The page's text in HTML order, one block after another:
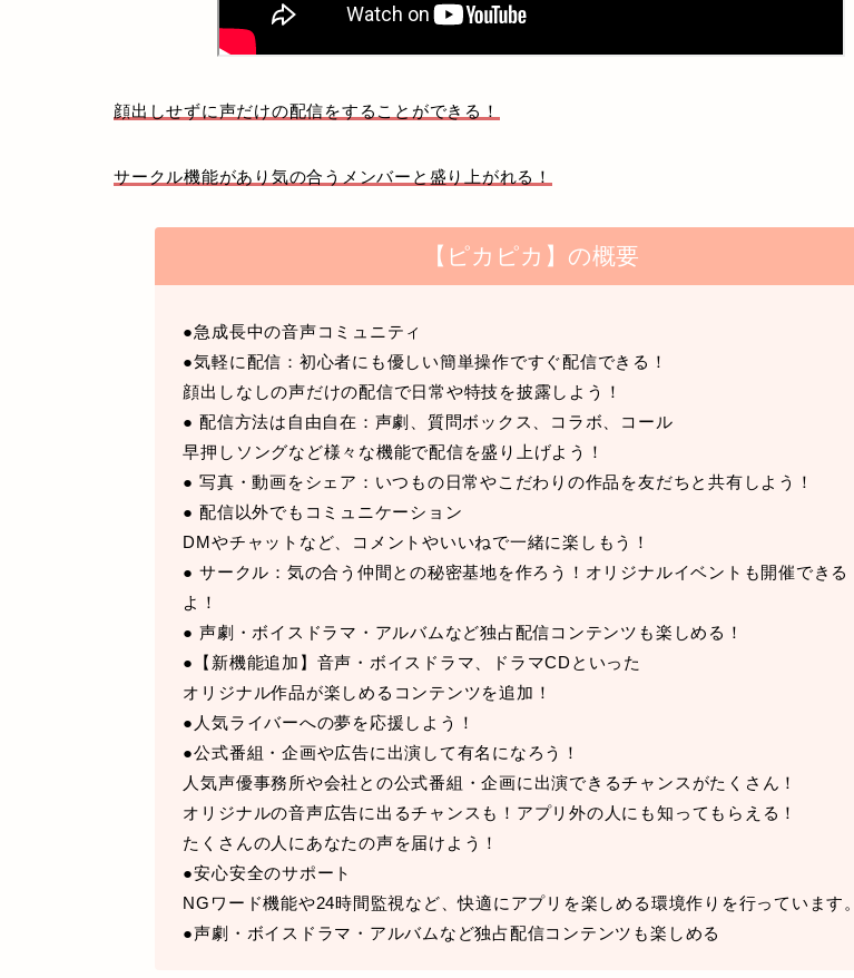
顔出しせずに声だけの配信をすることができる！
サークル機能があり気の合うメンバーと盛り上がれる！
【ピカピカ】の概要
●急成長中の音声コミュニティ
●気軽に配信：初心者にも優しい簡単操作ですぐ配信できる！
顔出しなしの声だけの配信で日常や特技を披露しよう！
● 配信方法は自由自在：声劇、質問ボックス、コラボ、コール
早押しソングなど様々な機能で配信を盛り上げよう！
● 写真・動画をシェア：いつもの日常やこだわりの作品を友だちと共有しよう！
● 配信以外でもコミュニケーション
DMやチャットなど、コメントやいいねで一緒に楽しもう！
● サークル：気の合う仲間との秘密基地を作ろう！オリジナルイベントも開催できる
よ！
● 声劇・ボイスドラマ・アルバムなど独占配信コンテンツも楽しめる！
●【新機能追加】音声・ボイスドラマ、ドラマCDといった
オリジナル作品が楽しめるコンテンツを追加！
●人気ライバーへの夢を応援しよう！
●公式番組・企画や広告に出演して有名になろう！
人気声優事務所や会社との公式番組・企画に出演できるチャンスがたくさん！
オリジナルの音声広告に出るチャンスも！アプリ外の人にも知ってもらえる！
たくさんの人にあなたの声を届けよう！
●安心安全のサポート
NGワード機能や24時間監視など、快適にアプリを楽しめる環境作りを行っています。
●声劇・ボイスドラマ・アルバムなど独占配信コンテンツも楽しめる